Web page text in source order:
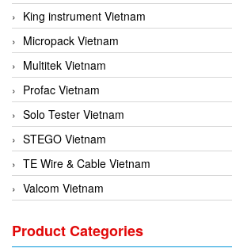
King instrument Vietnam
Micropack Vietnam
Multitek Vietnam
Profac Vietnam
Solo Tester Vietnam
STEGO Vietnam
TE Wire & Cable Vietnam
Valcom Vietnam
3CTEST Vietnam
Product Categories